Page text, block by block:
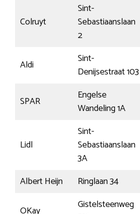
Colruyt
Sint-
Sebastiaanslaan
2
Aldi
Sint-
Denijsestraat 103
SPAR
Engelse
Wandeling 1A
Lidl
Sint-
Sebastiaanslaan
3A
Albert Heijn Ringlaan 34
OKay
Gistelsteenweg